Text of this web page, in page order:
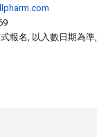
報名, 以入數日期為準,